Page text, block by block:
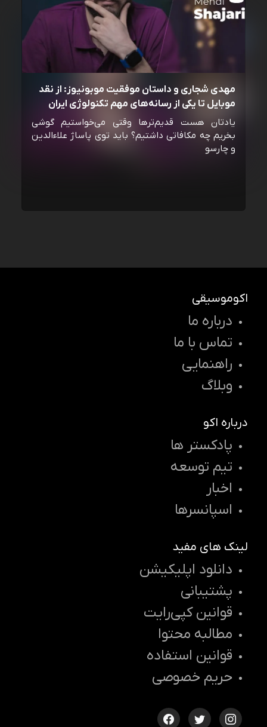
مهدی شجاری و داستان موفقیت موبونیوز: از نقد
موبایل تا یکی از رسانه‌‌های مهم تکنولوژی ایران
یادتان هست قدیم‌ترها وقتی می‌خواستیم گوشی
بخریم چه مکافاتی داشتیم؟ باید توی پاساژ علاءالدین
و چارسو
اکوموسیقی
درباره ما
تماس با ما
راهنمایی
وبلاگ
درباره اکو
پادکستر ها
تیم توسعه
اخبار
اسپانسرها
لینک های مفید
دانلود اپلیکیشن
پشتیبانی
قوانین کپی‌رایت
مطالبه محتوا
قوانین استفاده
حریم خصوصی